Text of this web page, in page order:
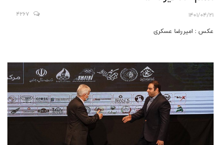
1401/04/21
4267
عکس : امیررضا عسکری